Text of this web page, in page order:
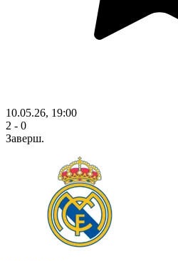
10.05.26, 19:00
2 - 0
Заверш.